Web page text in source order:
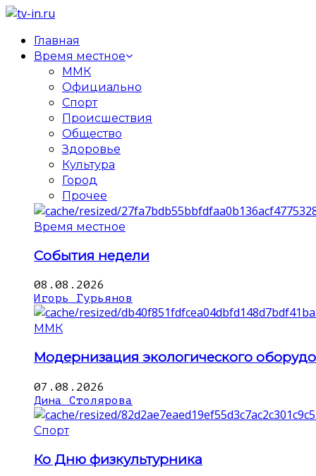
Главная
Время местное
ММК
Официально
Спорт
Происшествия
Общество
Здоровье
Культура
Город
Прочее
Время местное
События недели
08.08.2026
Игорь Гурьянов
ММК
Модернизация экологического
07.08.2026
Дина Столярова
Спорт
Ко Дню физкультурника